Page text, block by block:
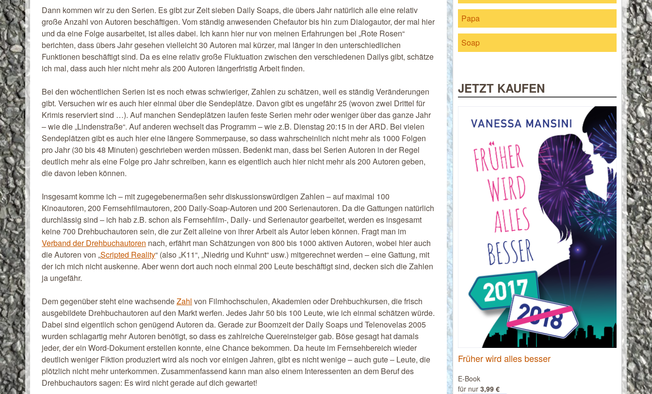
Dann kommen wir zu den Serien. Es gibt zur Zeit sieben Daily Soaps, die übers Jahr natürlich alle eine relativ
große Anzahl von Autoren beschäftigen. Vom ständig anwesenden Chefautor bis hin zum Dialogautor, der mal hier
und da eine Folge ausarbeitet, ist alles dabei. Ich kann hier nur von meinen Erfahrungen bei „Rote Rosen“
berichten, dass übers Jahr gesehen vielleicht 30 Autoren mal kürzer, mal länger in den unterschiedlichen
Funktionen beschäftigt sind. Da es eine relativ große Fluktuation zwischen den verschiedenen Dailys gibt, schätze
ich mal, dass auch hier nicht mehr als 200 Autoren längerfristig Arbeit finden.
Bei den wöchentlichen Serien ist es noch etwas schwieriger, Zahlen zu schätzen, weil es ständig Veränderungen
gibt. Versuchen wir es auch hier einmal über die Sendeplätze. Davon gibt es ungefähr 25 (wovon zwei Drittel für
Krimis reserviert sind …). Auf manchen Sendeplätzen laufen feste Serien mehr oder weniger über das ganze Jahr
– wie die „Lindenstraße“. Auf anderen wechselt das Programm – wie z.B. Dienstag 20:15 in der ARD. Bei vielen
Sendeplätzen gibt es auch hier eine längere Sommerpause, so dass wahrscheinlich nicht mehr als 1000 Folgen
pro Jahr (30 bis 48 Minuten) geschrieben werden müssen. Bedenkt man, dass bei Serien Autoren in der Regel
deutlich mehr als eine Folge pro Jahr schreiben, kann es eigentlich auch hier nicht mehr als 200 Autoren geben,
die davon leben können.
Insgesamt komme ich – mit zugegebenermaßen sehr diskussionswürdigen Zahlen – auf maximal 100
Kinoautoren, 200 Fernsehfilmautoren, 200 Daily-Soap-Autoren und 200 Serienautoren. Da die Gattungen natürlich
durchlässig sind – ich hab z.B. schon als Fernsehfilm-, Daily- und Serienautor gearbeitet, werden es insgesamt
keine 700 Drehbuchautoren sein, die zur Zeit alleine von ihrer Arbeit als Autor leben können. Fragt man im
Verband der Drehbuchautoren nach, erfährt man Schätzungen von 800 bis 1000 aktiven Autoren, wobei hier auch
die Autoren von „Scripted Reality“ (also „K11“, „Niedrig und Kuhnt“ usw.) mitgerechnet werden – eine Gattung, mit
der ich mich nicht auskenne. Aber wenn dort auch noch einmal 200 Leute beschäftigt sind, decken sich die Zahlen
ja ungefähr.
Dem gegenüber steht eine wachsendeZahl von Filmhochschulen, Akademien oder Drehbuchkursen, die frisch
ausgebildete Drehbuchautoren auf den Markt werfen. Jedes Jahr 50 bis 100 Leute, wie ich einmal schätzen würde.
Dabei sind eigentlich schon genügend Autoren da. Gerade zur Boomzeit der Daily Soaps und Telenovelas 2005
wurden schlagartig mehr Autoren benötigt, so dass es zahlreiche Quereinsteiger gab. Böse gesagt hat damals
jeder, der ein Word-Dokument erstellen konnte, eine Chance bekommen. Da heute im Fernsehbereich wieder
deutlich weniger Fiktion produziert wird als noch vor einigen Jahren, gibt es nicht wenige – auch gute – Leute, die
plötzlich nicht mehr unterkommen. Zusammenfassend kann man also einem Interessenten an dem Beruf des
Drehbuchautors sagen: Es wird nicht gerade auf dich gewartet!
Papa
Soap
JETZT KAUFEN
Früher wird alles besser
E-Book
für nur3,99 €